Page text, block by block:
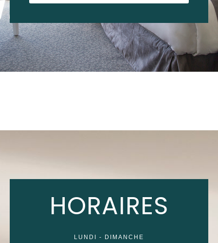
HORAIRES
LUNDI - DIMANCHE